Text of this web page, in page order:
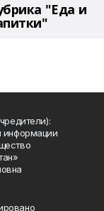
"Еда и
информации